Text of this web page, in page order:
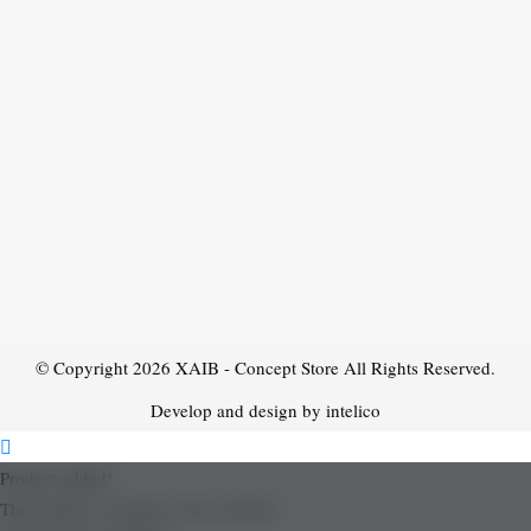
© Copyright 2026 XAIB - Concept Store All Rights Reserved.
Develop and design by intelico
Product added!
The product is already in the wishlist!